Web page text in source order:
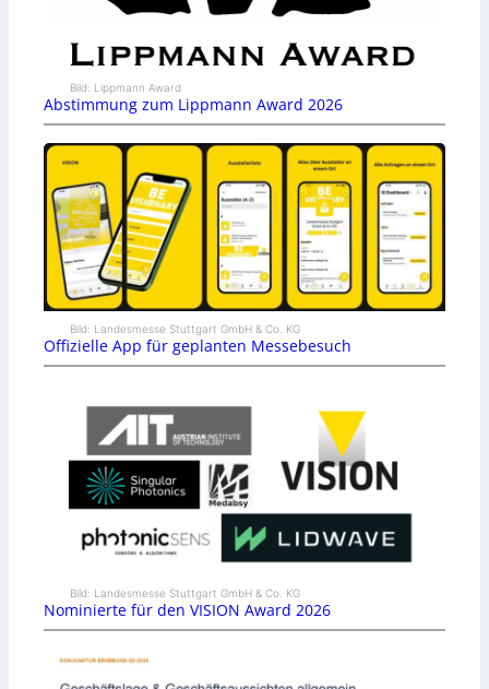
Bild: Lippmann Award
Abstimmung zum Lippmann Award 2026
Bild: Landesmesse Stuttgart GmbH & Co. KG
Offizielle App für geplanten Messebesuch
Bild: Landesmesse Stuttgart GmbH & Co. KG
Nominierte für den VISION Award 2026